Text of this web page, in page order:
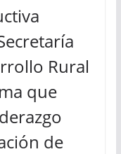
Rural
que
de